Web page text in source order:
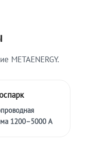
METAENERGY.
1200–5000 А